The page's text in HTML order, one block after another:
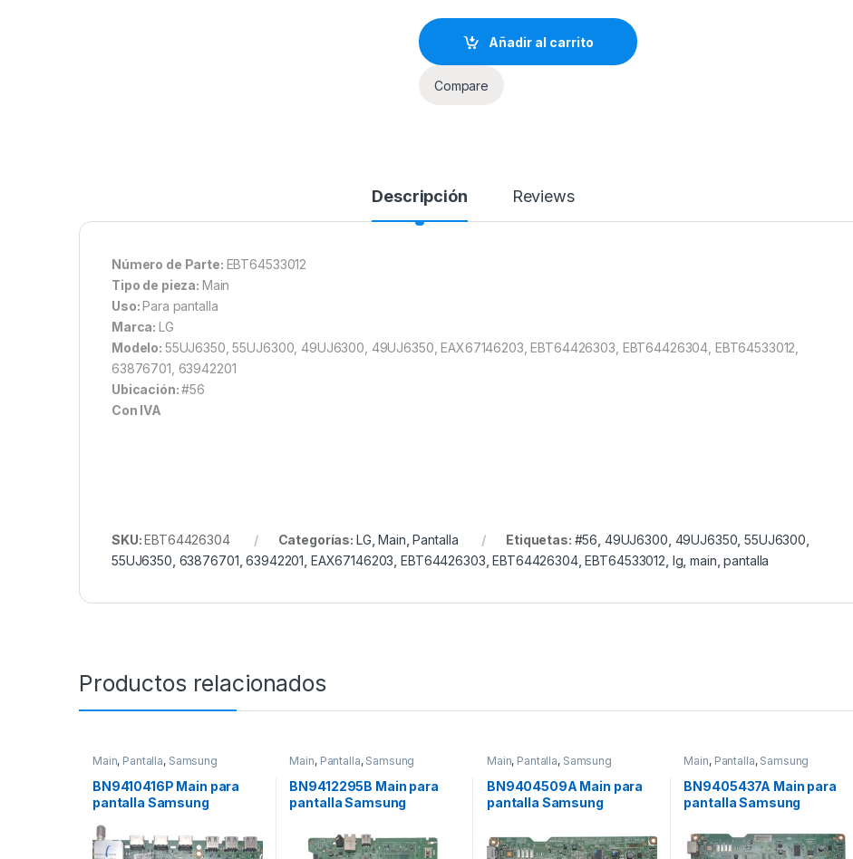
Añadir al carrito
Compare
Descripción Reviews
Número de Parte: EBT64533012
Tipo de pieza: Main
Uso:Para pantalla
Marca:LG
Modelo: 55UJ6350, 55UJ6300, 49UJ6300, 49UJ6350, EAX67146203, EBT64426303, EBT64426304, EBT64533012,
63876701, 63942201
Ubicación:#56
Con IVA
SKU:EBT64426304 Categorías: LG ,Main ,Pantalla Etiquetas: #56 49UJ6300 49UJ6350 ,55UJ6300
55UJ6350 63876701 ,63942201 EAX67146203 ,EBT64426303 ,EBT64426304,EBT64533012 lg ,main ,pantalla
Productos relacionados
Main, Pantalla, Samsung
BN9410416P Main para
pantalla Samsung
UN60J6350AFXZX
Main, Pantalla, Samsung
BN9412295B Main para
pantalla Samsung
Main, Pantalla, Samsung
BN9404509A Main para
pantalla Samsung
Main, Pantalla, Samsung
BN9405437A Main para
pantalla Samsung